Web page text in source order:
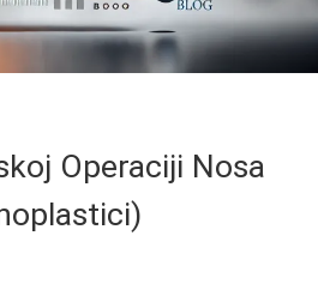
Operaciji Nosa